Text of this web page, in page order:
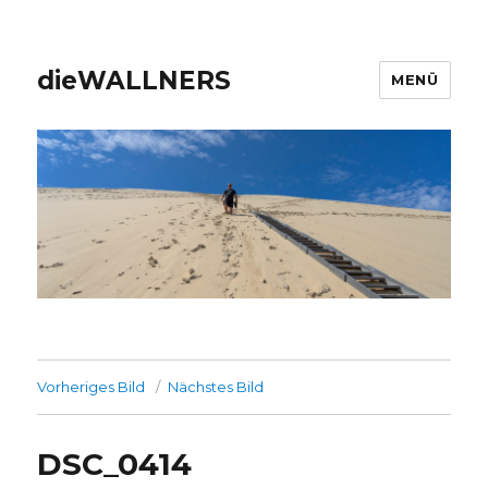
dieWALLNERS MENÜ
Vorheriges Bild Nächstes Bild
DSC_0414